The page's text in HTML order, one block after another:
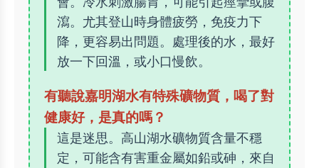
瀉。尤其登山時身體疲勞，免疫力下
降，更容易出問題。處理後的水，最好
放一下回溫，或小口慢飲。
有聽說嘉明湖水有特殊礦物質，喝了對
健康好，是真的嗎？
這是迷思。高山湖水礦物質含量不穩
定，可能含有害重金屬如鉛或砷，來自